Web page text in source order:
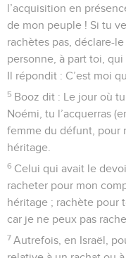
l’acquisition en
de mon peuple ! Si tu
rachètes pas, déclare-
personne, à part toi, qui
Il répondit : C’est moi
5 Booz dit : Le jour où
Noémi, tu l’acquerras
femme du défunt, pour
héritage.
6 Celui qui avait le
racheter pour mon
héritage ; rachète pour
car je ne peux pas
7 Autrefois, en Israël,